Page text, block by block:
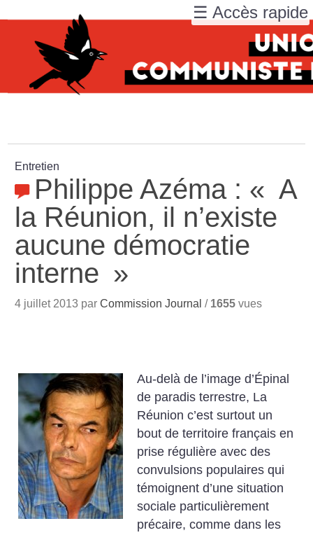
Entretien
Philippe Azéma : « A
la Réunion, il n’existe
aucune démocratie
interne »
4 juillet 2013 parCommission Journal / 1655 vues
Au-delà de l’image d’Épinal
de paradis terrestre, La
Réunion c’est surtout un
bout de territoire français en
prise régulière avec des
convulsions populaires qui
témoignent d’une situation
sociale particulièrement
précaire, comme dans les
☰ Accès rapide